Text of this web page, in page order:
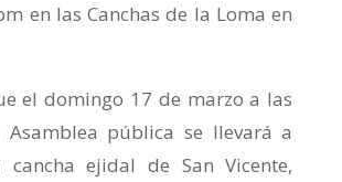
en las Canchas de la Loma en
el domingo 17 de marzo a las
Asamblea pública se llevará a
ejidal de San Vicente,